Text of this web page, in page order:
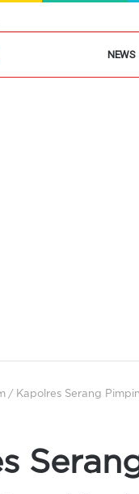
Ajak Perempuan
NEWS
/ Kapolres Serang